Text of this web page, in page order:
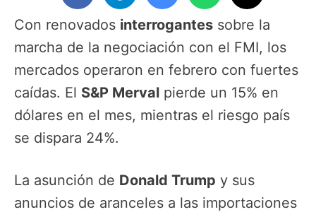
Con renovados interrogantes sobre la
marcha de la negociación con el FMI, los
mercados operaron en febrero con fuertes
caídas. El S&P Merval pierde un 15% en
dólares en el mes, mientras el riesgo país
se dispara 24%.
La asunción de Donald Trump y sus
anuncios de aranceles a las importaciones